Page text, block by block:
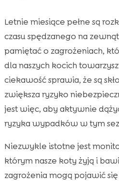
Letnie miesiące pełne są
czasu spędzanego na
pamiętać o zagrożeniach,
dla naszych kocich
ciekawość sprawia, że są
zwiększa ryzyko
jest więc, aby aktywnie
ryzyka wypadków w tym
Niezwykle istotne jest
którym nasze koty żyją i
zagrożenia mogą pojawić